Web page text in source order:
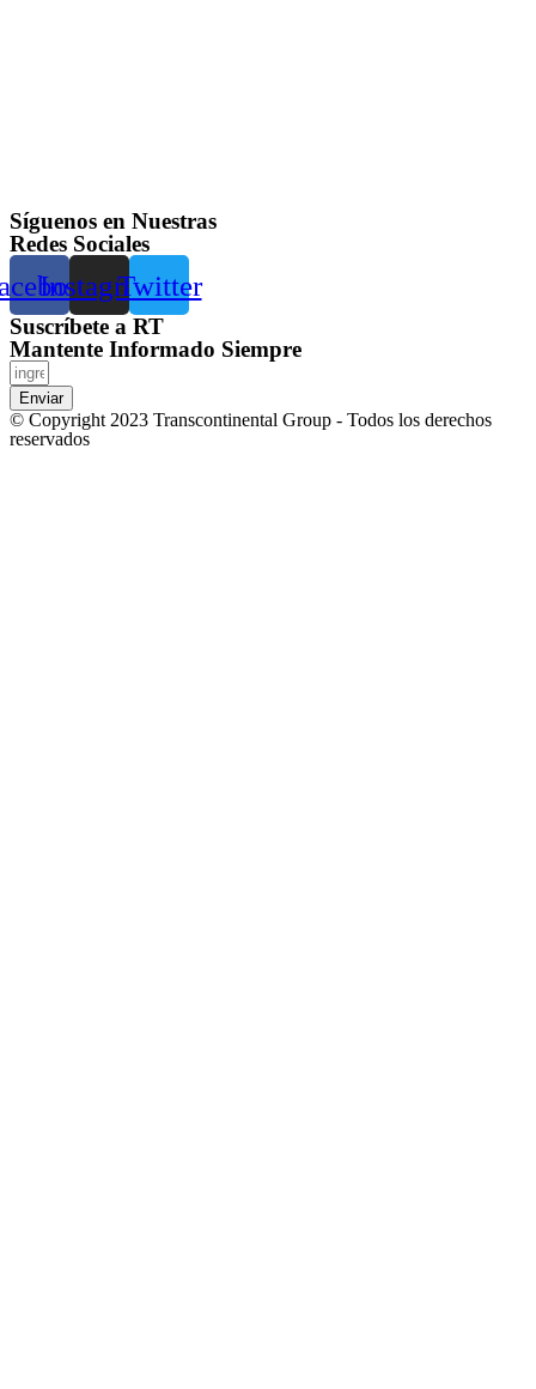
Síguenos en Nuestras
Redes Sociales
InstagramTwitter
Suscríbete a RT
Mantente Informado Siempre
Enviar
© Copyright 2023 Transcontinental Group - Todos los derechos
reservados